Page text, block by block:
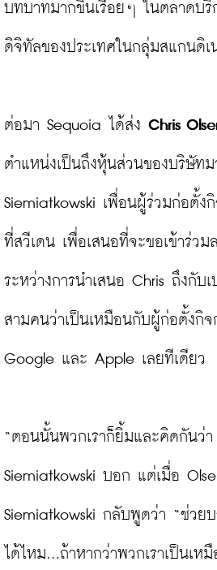
บทบาทมากขึ้นเรื่อยๆ ในตลาดบริ
ดิจิทัลของประเทศในกลุ่มสแกนดิเ
ต่อมา Sequoia ได้ส่ง Chris
ตำแหน่งเป็นถึงหุ้นส่วนของบริษัท
Siemiatkowski เพื่อนผู้ร่วมก่อตั้ง
ที่สวีเดน เพื่อเสนอที่จะขอเข้าร่ว
ระหว่างการนำเสนอ Chris ถึงกับ
สามคนว่าเป็นเหมือนกับผู้ก่อตั้งกิจ
Google และ Apple เลยทีเดียว
“ตอนนั้นพวกเราก็ยิ้มและคิดกันว่า
Siemiatkowski บอก แต่เมื่อ
Siemiatkowski กลับพูดว่า “ช่วย
ได้ไหม...ถ้าหากว่าพวกเราเป็นเ